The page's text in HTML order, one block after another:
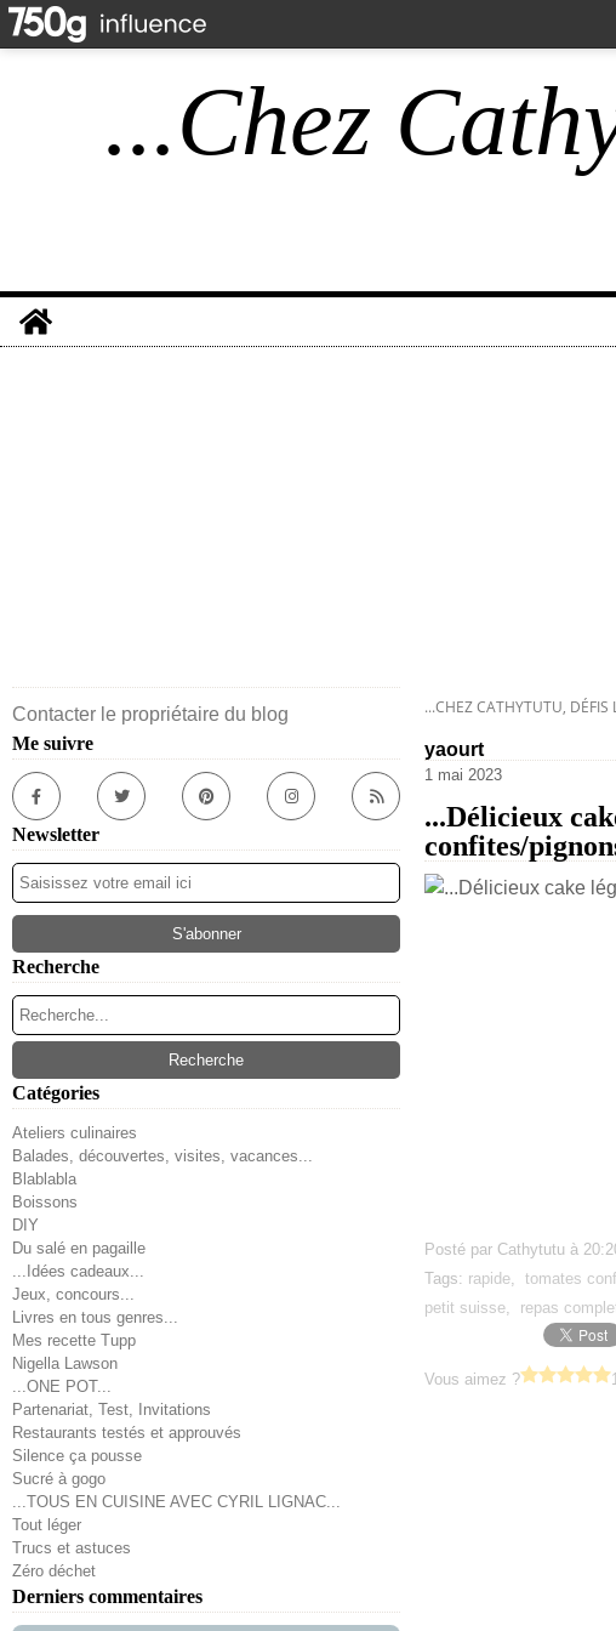
...Chez
Home
Contacter le propriétaire du blog
Me suivre
Newsletter
Recherche
Catégories
Ateliers culinaires
Balades, découvertes, visites, vacances...
Blablabla
Boissons
DIY
Du salé en pagaille
...Idées cadeaux...
Jeux, concours...
Livres en tous genres...
Mes recette Tupp
Nigella Lawson
...ONE POT...
Partenariat, Test, Invitations
Restaurants testés et approuvés
Silence ça pousse
Sucré à gogo
...TOUS EN CUISINE AVEC CYRIL LIGNAC...
Tout léger
Trucs et astuces
Zéro déchet
Derniers commentaires
...CHEZ CATHYTUTU,
yaourt
1 mai 2023
...Délicieux
confites/
Posté par Cathytutu à
Tags: rapide, tomates
petit suisse, repas
Vous aimez ?